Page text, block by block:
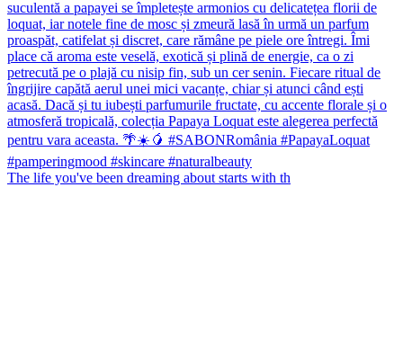
The life you've been dreaming about starts with th